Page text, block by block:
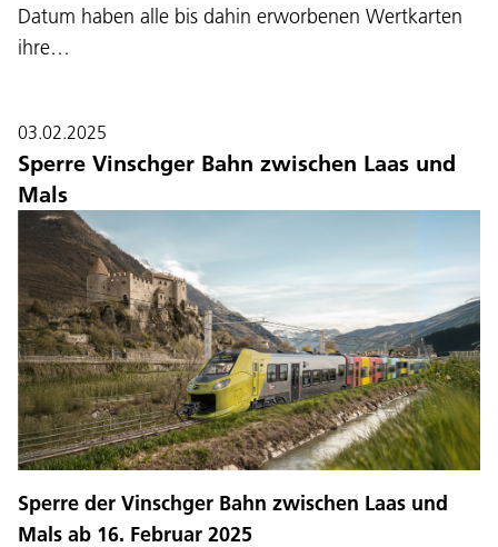
Sprache:
DEU
ITA LAD ENG
Service Desk:
+39 0471 220880
Datum haben alle bis dahin erworbenen Wertkarten
ihre…
03.02.2025
Sperre Vinschger Bahn zwischen Laas und
Mals
Sperre der Vinschger Bahn zwischen Laas und
Mals ab 16. Februar 2025